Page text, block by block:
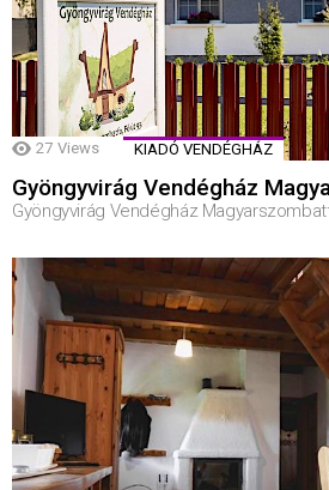
27 Views KIADÓ VENDÉGHÁZ
Gyöngyvirág Vendégház
Gyöngyvirág Vendégház